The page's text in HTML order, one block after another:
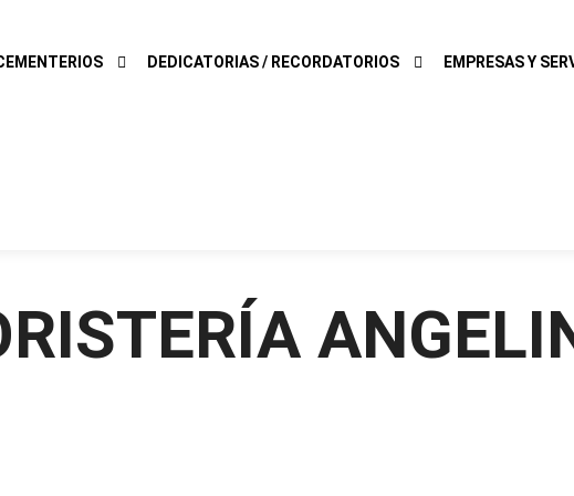
DEDICATORIAS / RECORDATORIOS EMPRESAS Y